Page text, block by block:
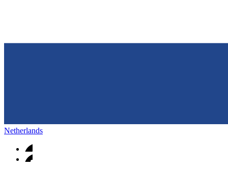
Netherlands